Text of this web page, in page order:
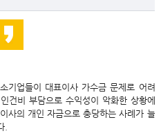
기업들이 대표이사 가수금 문제로 어려
건비 부담으로 수익성이 악화한 상황에
사의 개인 자금으로 충당하는 사례가 늘
.